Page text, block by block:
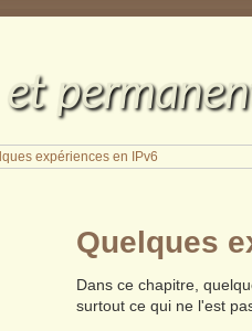
expériences en IPv6
Quelques
Dans ce chapitre,
surtout ce qui ne l'est